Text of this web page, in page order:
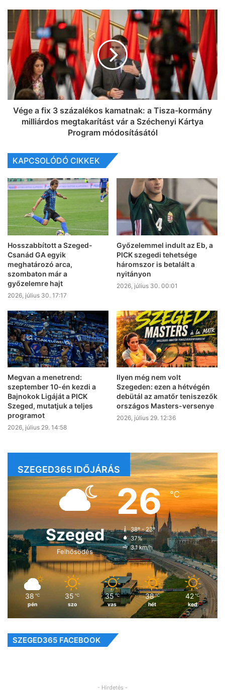
Vége a fix 3 százalékos kamatnak: a Tisza-kormány
milliárdos megtakarítást vár a Széchenyi Kártya
Program módosításától
KAPCSOLÓDÓ CIKKEK
Hosszabbított a Szeged-
Csanád GA egyik
meghatározó arca,
szombaton már a
győzelemre hajt
2026, július 30. 17:17
Győzelemmel indult az Eb, a
PICK szegedi tehetsége
háromszor is betalált a
nyitányon
2026, július 30. 00:01
Megvan a menetrend:
szeptember 10-én kezdi a
Bajnokok Ligáját a PICK
Szeged, mutatjuk a teljes
programot
2026, július 29. 14:58
Ilyen még nem volt
Szegeden: ezen a hétvégén
debütál az amatőr teniszezők
országos Masters-versenye
2026, július 29. 12:36
SZEGED365 IDŐJÁRÁS
Szeged
Felhősödés
26℃
38º - 23º
37%
3.1 km/h
38 ℃
pén
35 ℃
szo
35 ℃
vas
38 ℃
hét
42 ℃
ked
SZEGED365 FACEBOOK
- Hirdetés -